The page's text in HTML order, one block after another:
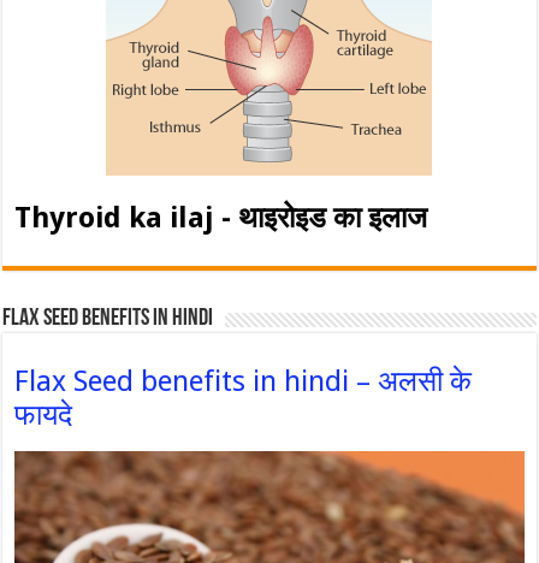
Thyroid ka ilaj - थाइरोइड का इलाज
Flax Seed Benefits in hindi
Flax Seed benefits in hindi – अलसी के
फायदे